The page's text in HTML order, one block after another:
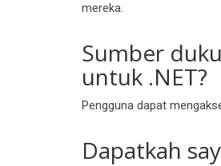
mereka.
Sumber
untuk .NET?
Pengguna dapat
Dapatkah